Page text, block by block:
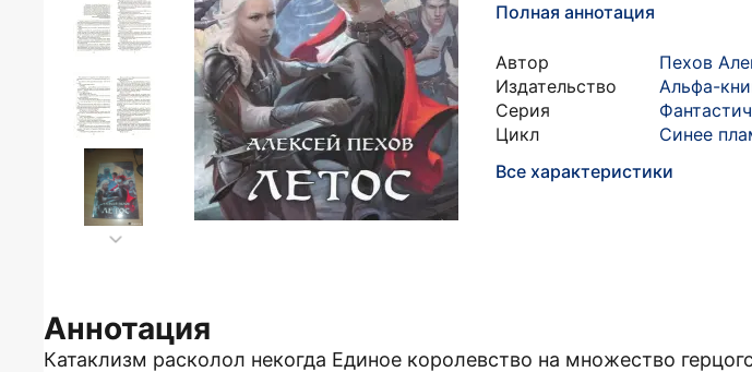
Полная аннотация
Автор
Пехов
Издательство
Альфа-
Серия
Цикл
Синее
Все характеристики
Аннотация
Катаклизм расколол некогда Единое королевство на множество